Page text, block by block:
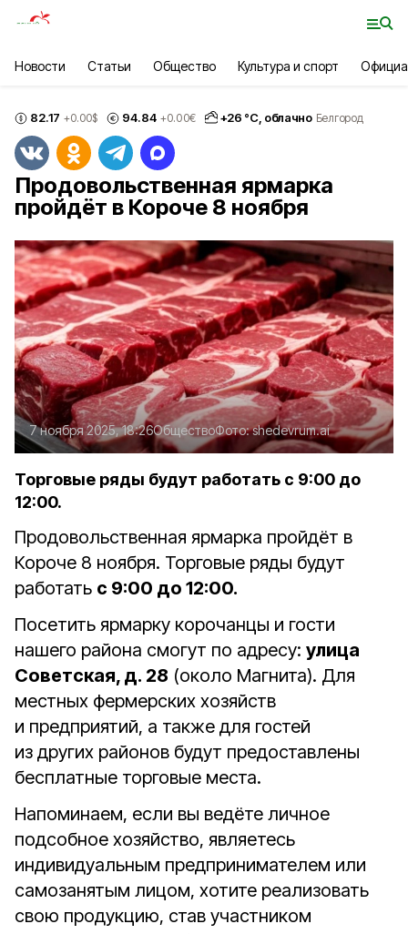
Новости Статьи Общество Культура и спорт
82.17 +0.00$ 94.84 +0.00€ +26 °С, облачно Белгород
Продовольственная ярмарка
пройдёт в Короче 8 ноября
7 ноября 2025, 18:26ОбществоФото:shedevrum.ai
Торговые ряды будут работать с 9:00 до
12:00.
Продовольственная ярмарка пройдёт в
Короче 8 ноября. Торговые ряды будут
работать с 9:00 до 12:00.
Посетить ярмарку корочанцы и гости
нашего района смогут по адресу: улица
Советская, д. 28 (около Магнита). Для
местных фермерских хозяйств
и предприятий, а также для гостей
из других районов будут предоставлены
бесплатные торговые места.
Напоминаем, если вы ведёте личное
подсобное хозяйство, являетесь
индивидуальным предпринимателем или
самозанятым лицом, хотите реализовать
свою продукцию, став участником